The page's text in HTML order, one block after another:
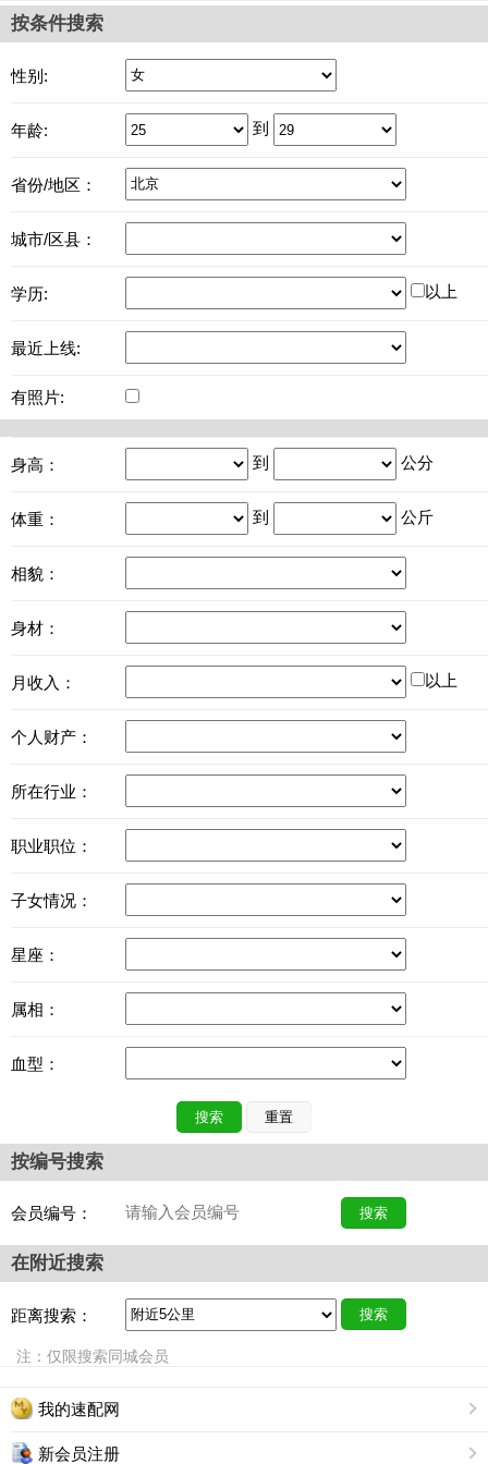
按条件搜索
性别:
年龄: 到
省份/地区：
城市/区县：
学历: 以上
最近上线:
有照片:
身高： 到 公分
体重： 到 公斤
相貌：
身材：
月收入： 以上
个人财产：
所在行业：
职业职位：
子女情况：
星座：
属相：
血型：
搜索 重置
按编号搜索
会员编号： 搜索
在附近搜索
距离搜索： 搜索
注：仅限搜索同城会员
我的速配网
新会员注册